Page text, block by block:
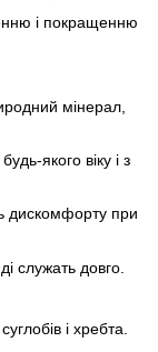
і покращенню
мінерал,
якого віку і з
дискомфорту при
служать довго.
і хребта.